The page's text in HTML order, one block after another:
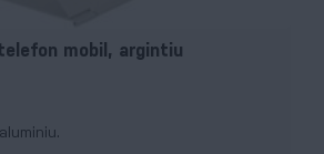
mobil, argintiu